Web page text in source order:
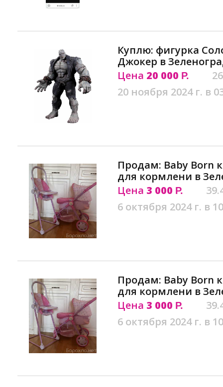
Куплю: фигурка
Джокер в
Цена 20 000 Р.
20 ноября 2024 г. в
Продам: Baby Born
для кормлени в
Цена 3 000 Р.
6 октября 2024 г. в
Продам: Baby Born
для кормлени в
Цена 3 000 Р.
6 октября 2024 г. в